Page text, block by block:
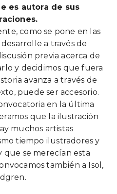
es autora de sus
como se pone en las
a través de
previa acerca de
y decidimos que fuera
avanza a través de
puede ser accesorio.
en la última
que la ilustración
muchos artistas
tiempo ilustradores y
que se merecían esta
también a Isol,